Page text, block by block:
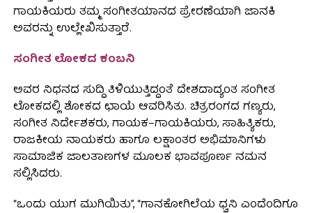
ಗಾಯಕಿಯರು ತಮ್ಮ ಸಂಗೀತಯಾನದ ಪ್ರೇರಣೆಯಾಗಿ ಜಾನಕಿ
ಅವರನ್ನು ಉಲ್ಲೇಖಿಸುತ್ತಾರೆ.
ಸಂಗೀತ ಲೋಕದ ಕಂಬನಿ
ಅವರ ನಿಧನದ ಸುದ್ದಿ ತಿಳಿಯುತ್ತಿದ್ದಂತೆ ದೇಶದಾದ್ಯಂತ ಸಂಗೀತ
ಲೋಕದಲ್ಲಿ ಶೋಕದ ಛಾಯೆ ಆವರಿಸಿತು. ಚಿತ್ರರಂಗದ ಗಣ್ಯರು,
ಸಂಗೀತ ನಿರ್ದೇಶಕರು, ಗಾಯಕ–ಗಾಯಕಿಯರು, ಸಾಹಿತ್ಯಿಕರು,
ರಾಜಕೀಯ ನಾಯಕರು ಹಾಗೂ ಲಕ್ಷಾಂತರ ಅಭಿಮಾನಿಗಳು
ಸಾಮಾಜಿಕ ಜಾಲತಾಣಗಳ ಮೂಲಕ ಭಾವಪೂರ್ಣ ನಮನ
ಸಲ್ಲಿಸಿದರು.
“ಒಂದು ಯುಗ ಮುಗಿಯಿತು”, “ಗಾನಕೋಗಿಲೆಯ ಧ್ವನಿ ಎಂದೆಂದಿಗೂ